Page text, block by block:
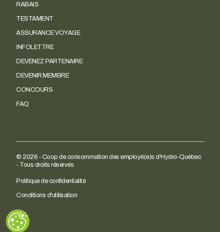
RABAIS
TESTAMENT
ASSURANCE VOYAGE
INFOLETTRE
DEVENEZ PARTENAIRE
DEVENIR MEMBRE
CONCOURS
FAQ
© 2026 - Coop de consommation des employé(e)s d'Hydro-Québec
- Tous droits réservés
Politique de confidentialité
Conditions d'utilisation